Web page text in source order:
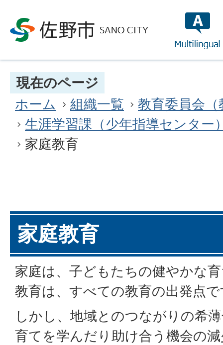
現在のページ
ホーム
組織一覧
教育委員会（
生涯学習課（少年指導センター
家庭教育
家庭教育
家庭は、子どもたちの健やかな
教育は、すべての教育の出発点
しかし、地域とのつながりの希
育てを学んだり助け合う機会の